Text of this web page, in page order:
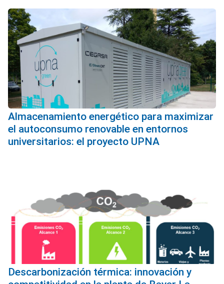
Almacenamiento energético para maximizar
el autoconsumo renovable en entornos
universitarios: el proyecto UPNA
Descarbonización térmica: innovación y